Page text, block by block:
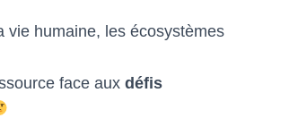
vie humaine, les écosystèmes
face aux défis